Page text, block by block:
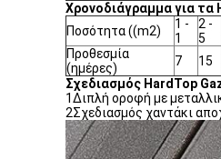
Χρονοδιάγραμμα για τα
Ποσότητα ((m2)
1 -
1
2 -
5
Προθεσμία
(ημέρες)
7 15
Σχεδιασμός HardTop
1Διπλή οροφή με
2Σχεδιασμός χαντάκι